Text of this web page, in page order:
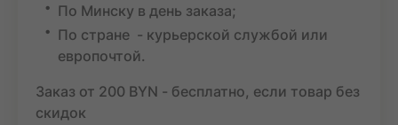
По Минску в день заказа;
По стране - курьерской службой или
европочтой.
Заказ от 200 BYN - бесплатно, если товар без
скидок